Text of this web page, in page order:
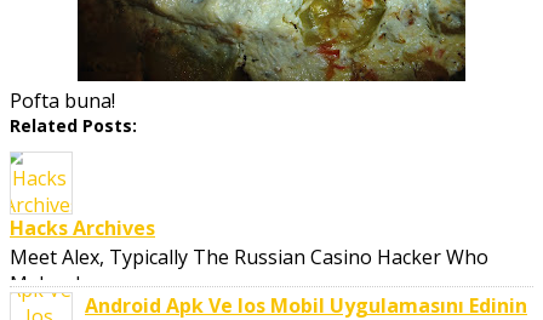
Pofta buna!
Related Posts:
Hacks Archives
Meet Alex, Typically The Russian Casino Hacker Who
Makes Large ..
Android Apk Ve Ios Mobil Uygulamasını Edinin